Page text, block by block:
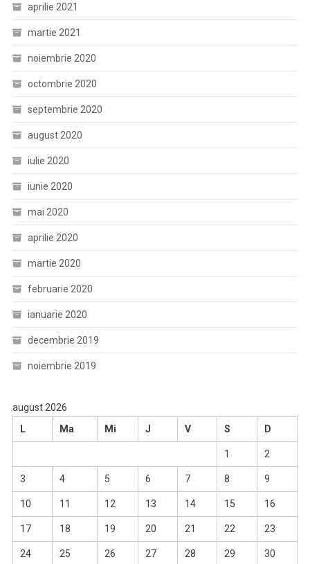
aprilie 2021
martie 2021
noiembrie 2020
octombrie 2020
septembrie 2020
august 2020
iulie 2020
iunie 2020
mai 2020
aprilie 2020
martie 2020
februarie 2020
ianuarie 2020
decembrie 2019
noiembrie 2019
august 2026
L
Ma Mi J V S D
1 2
3 4 5 6 7 8 9
10 11 12 13 14 15 16
17 18 19 20 21 22 23
24 25 26 27 28 29 30